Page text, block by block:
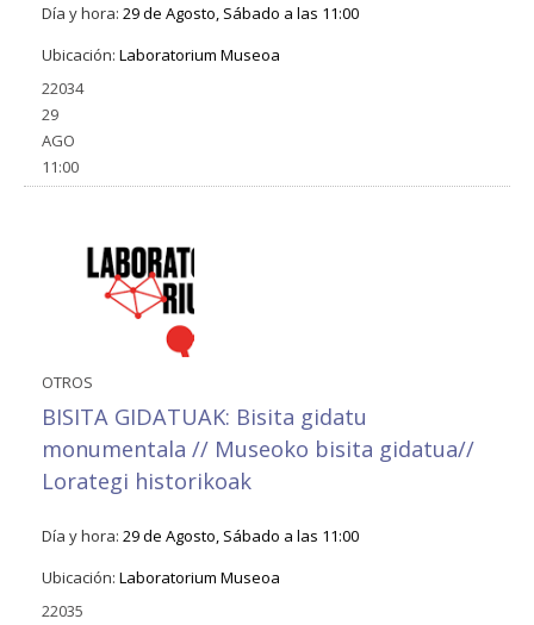
Día y hora: 29 de Agosto, Sábado a las 11:00
Ubicación: Laboratorium Museoa
22034
29
AGO
11:00
OTROS
BISITA GIDATUAK: Bisita gidatu
monumentala // Museoko bisita gidatua//
Lorategi historikoak
Día y hora: 29 de Agosto, Sábado a las 11:00
Ubicación: Laboratorium Museoa
22035